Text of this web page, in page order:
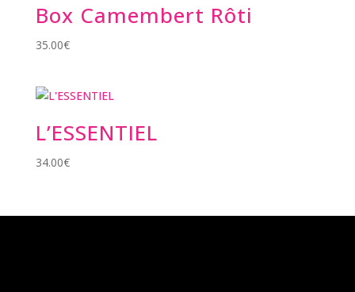
Box Camembert Rôti
35.00€
L’ESSENTIEL
34.00€